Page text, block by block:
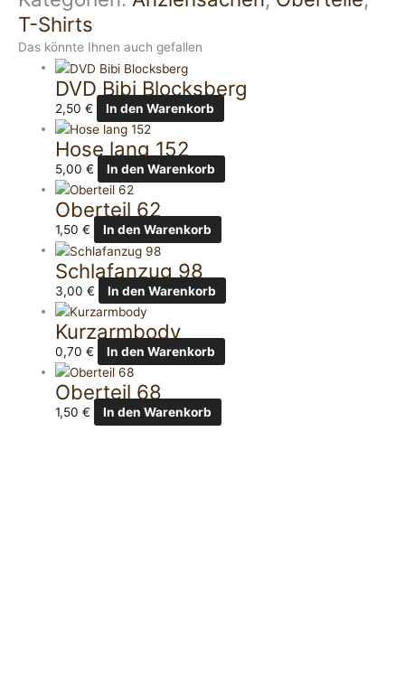
T-Shirts
Das könnte Ihnen auch gefallen
DVD Bibi Blocksberg
2,50€ In den Warenkorb
Hose lang 152
5,00€ In den Warenkorb
Oberteil 62
1,50€ In den Warenkorb
Schlafanzug 98
3,00€ In den Warenkorb
Kurzarmbody
0,70€ In den Warenkorb
Oberteil 68
1,50€ In den Warenkorb